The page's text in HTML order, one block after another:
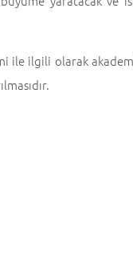
ile ilgili olarak